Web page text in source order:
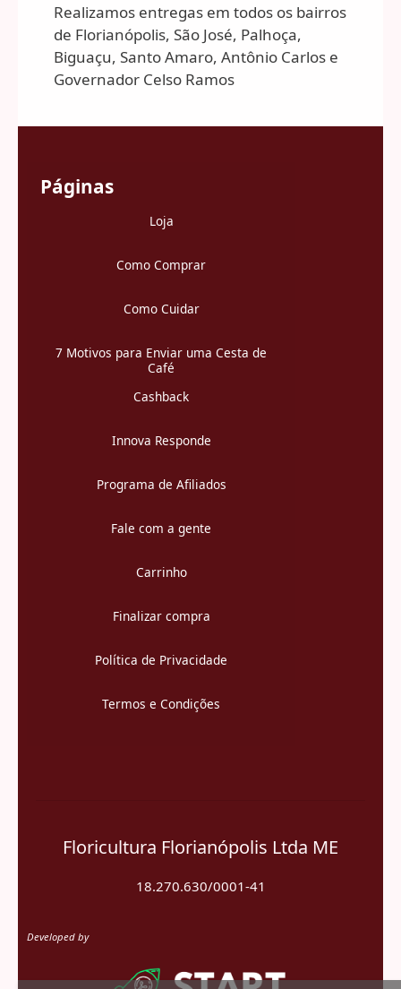
Realizamos entregas em todos os bairros
de Florianópolis, São José, Palhoça,
Biguaçu, Santo Amaro, Antônio Carlos e
Governador Celso Ramos
Páginas
Loja
Como Comprar
Como Cuidar
7 Motivos para Enviar uma Cesta de
Café
Cashback
Innova Responde
Programa de Afiliados
Fale com a gente
Carrinho
Finalizar compra
Política de Privacidade
Termos e Condições
Floricultura Florianópolis Ltda ME
18.270.630/0001-41
Developed by